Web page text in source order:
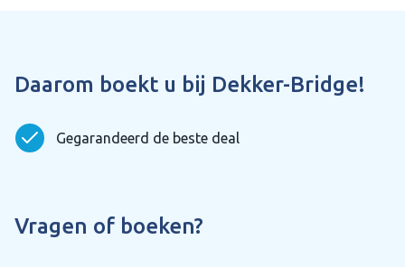
Daarom boekt u bij Dekker-Bridge!
Gegarandeerd de beste deal
Vragen of boeken?